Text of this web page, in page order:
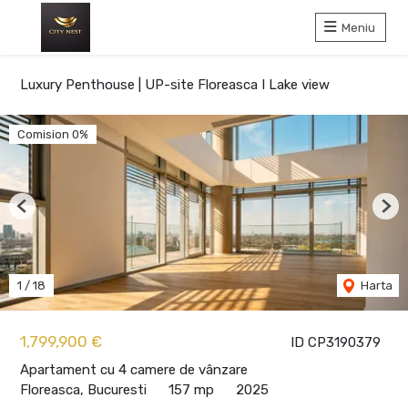
Meniu
Luxury Penthouse | UP-site Floreasca I Lake view
ID CP3190379
1,799,900 €
Apartament cu 4 camere de vânzare
Floreasca, Bucuresti
157 mp 2025
Comision 0%
1 / 18 Harta
Previous